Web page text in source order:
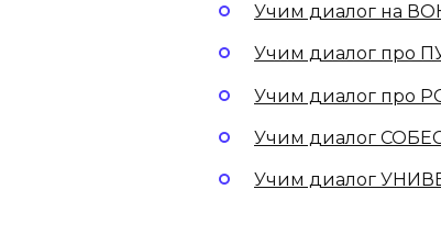
Учим диалог на
Учим диалог про
Учим диалог про
Учим диалог
Учим диалог